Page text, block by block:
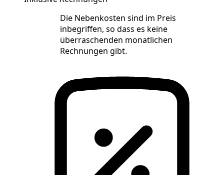
Die Nebenkosten sind im Preis
inbegriffen, so dass es keine
überraschenden monatlichen
Rechnungen gibt.